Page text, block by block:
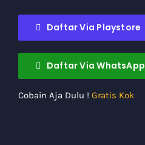
Daftar Via Playstore
Daftar Via WhatsApp
Cobain Aja Dulu ! Gratis Kok